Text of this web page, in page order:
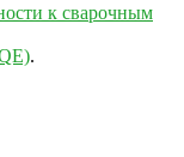
к сварочным
.